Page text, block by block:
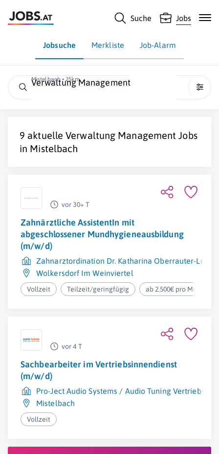
Suche Jobs
Jobsuche Merkliste Job-Alarm
Mistelbach • 25km
Verwaltung Management
9 aktuelleVerwaltung Management Jobs
in Mistelbach
vor 30+ T
Zahnärztliche AssistentIn mit
abgeschlossener Mundhygieneausbildung
(m/w/d)
Zahnarztordination Dr. Katharina Oberrauter-Losert
Wolkersdorf Im Weinviertel
Vollzeit Teilzeit/geringfügig ab 2.500€ pro Monat
vor 4 T
Sachbearbeiter im Vertriebsinnendienst
(m/w/d)
Pro-Ject Audio Systems / Audio Tuning Vertriebs
Mistelbach
Vollzeit